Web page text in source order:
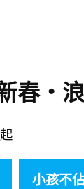
春・
起
小孩不